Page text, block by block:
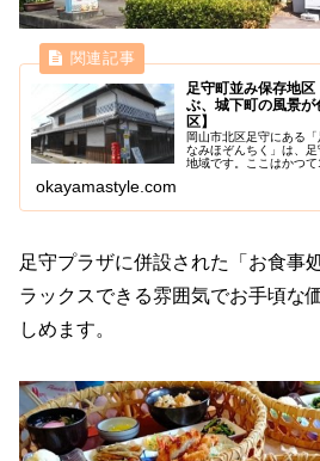
足守町並み保存地
ぶ、城下町の風景
区】
岡山市北区足守にある
なみほぞんちく」は、
地域です。ここはかつ
正室・ねねの実兄「播
okayamastyle.com
足守プラザに併設された「お食事
ラックスできる雰囲気でお手頃な
しめます。